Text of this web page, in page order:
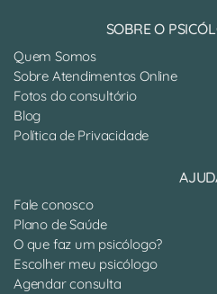
SOBRE O
Quem Somos
Sobre Atendimentos Online
Fotos do consultório
Blog
Política de Privacidade
Fale conosco
Plano de Saúde
O que faz um psicólogo?
Escolher meu psicólogo
Agendar consulta